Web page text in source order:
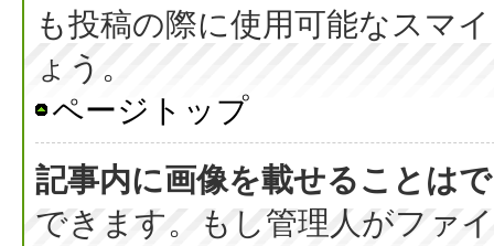
も投稿の際に使用可能なスマ
ょう。
ページトップ
記事内に画像を載せることは
できます。もし管理人がファ